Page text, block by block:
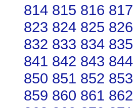
814 815 816 817
823 824 825 826
832 833 834 835
841 842 843 844
850 851 852 853
859 860 861 862